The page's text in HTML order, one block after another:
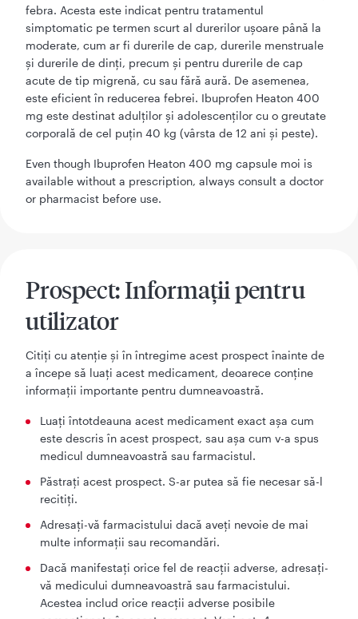
febra. Acesta este indicat pentru tratamentul
simptomatic pe termen scurt al durerilor ușoare până la
moderate, cum ar fi durerile de cap, durerile menstruale
și durerile de dinți, precum și pentru durerile de cap
acute de tip migrenă, cu sau fără aură. De asemenea,
este eficient în reducerea febrei. Ibuprofen Heaton 400
mg este destinat adulților și adolescenților cu o greutate
corporală de cel puțin 40 kg (vârsta de 12 ani și peste).
Even though Ibuprofen Heaton 400 mg capsule moi is
available without a prescription, always consult a doctor
or pharmacist before use.
Prospect: Informații pentru
utilizator
Citiți cu atenție și în întregime acest prospect înainte de
a începe să luați acest medicament, deoarece conține
informații importante pentru dumneavoastră.
Luați întotdeauna acest medicament exact așa cum
este descris în acest prospect, sau așa cum v-a spus
medicul dumneavoastră sau farmacistul.
Păstrați acest prospect. S-ar putea să fie necesar să-l
recitiți.
Adresați-vă farmacistului dacă aveți nevoie de mai
multe informații sau recomandări.
Dacă manifestați orice fel de reacții adverse, adresați-
vă medicului dumneavoastră sau farmacistului.
Acestea includ orice reacții adverse posibile